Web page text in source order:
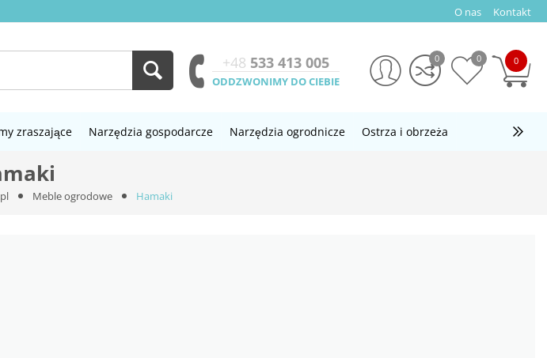
O nas Kontakt
+48 533 413 005
ODDZWONIMY DO CIEBIE
0
0 0
zraszające Narzędzia gospodarcze Narzędzia ogrodnicze Ostrza i obrzeża
Meble ogrodowe Hamaki